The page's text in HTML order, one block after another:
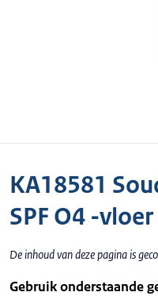
KA18581
SPF O4 -vloer
De inhoud van deze pagina is
Gebruik onderstaande